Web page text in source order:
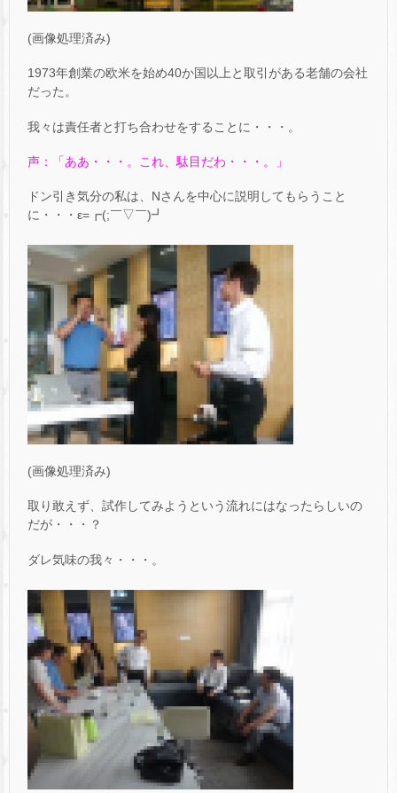
(画像処理済み)
1973年創業の欧米を始め40か国以上と取引がある老舗の会社
だった。
我々は責任者と打ち合わせをすることに・・・。
声：「ああ・・・。これ、駄目だわ・・・。」
ドン引き気分の私は、Nさんを中心に説明してもらうこと
に・・・ε=┏(;￣▽￣)┛
(画像処理済み)
取り敢えず、試作してみようという流れにはなったらしいの
だが・・・？
ダレ気味の我々・・・。